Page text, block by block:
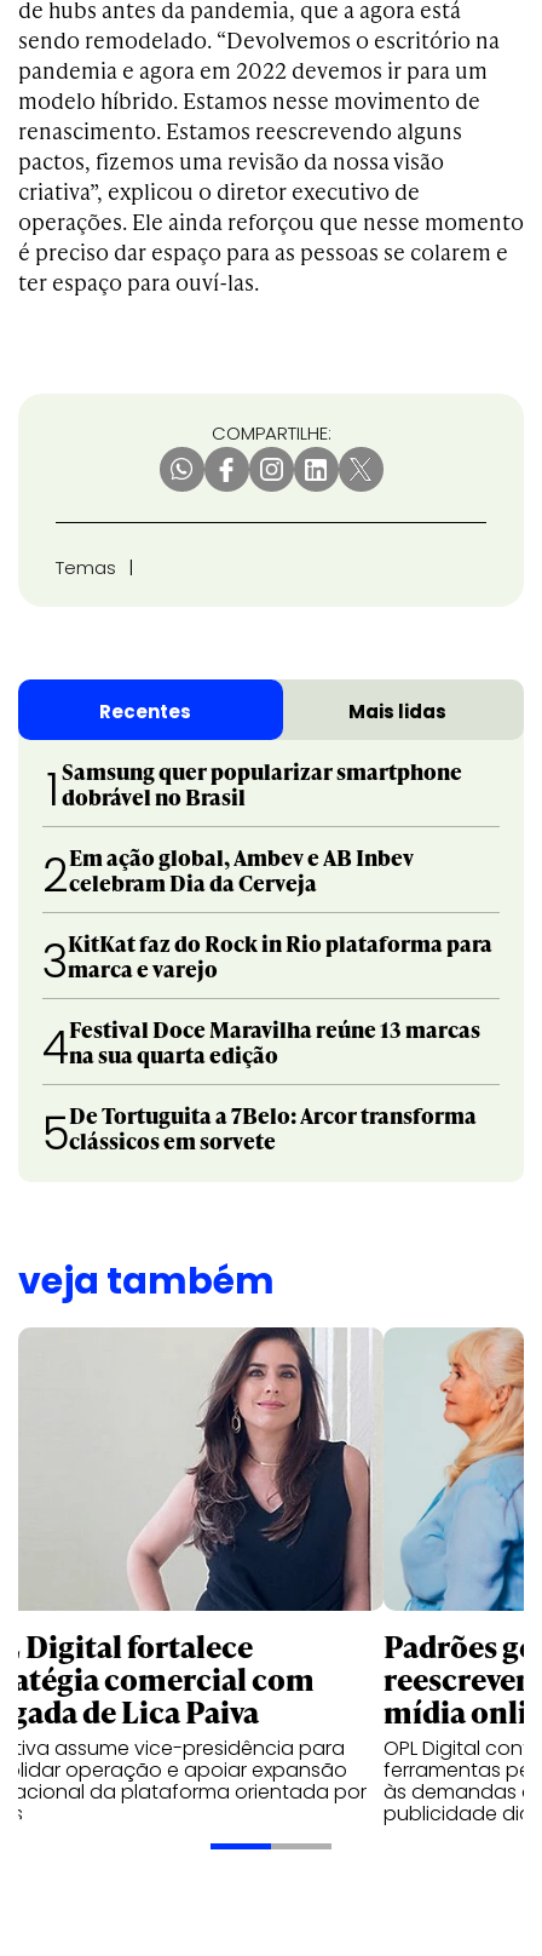
de hubs antes da pandemia, que a agora está
sendo remodelado. “Devolvemos o escritório na
pandemia e agora em 2022 devemos ir para um
modelo híbrido. Estamos nesse movimento de
renascimento. Estamos reescrevendo alguns
pactos, fizemos uma revisão da nossa visão
criativa”, explicou o diretor executivo de
operações. Ele ainda reforçou que nesse momento
é preciso dar espaço para as pessoas se colarem e
ter espaço para ouví-las.
COMPARTILHE:
Temas
Recentes Mais lidas
1 Samsung quer popularizar smartphone
dobrável no Brasil
2Em ação global, Ambev e AB Inbev
celebram Dia da Cerveja
3KitKat faz do Rock in Rio plataforma para
marca e varejo
4Festival Doce Maravilha reúne 13 marcas
na sua quarta edição
5De Tortuguita a 7Belo: Arcor transforma
clássicos em sorvete
veja também
Digital fortalece
comercial com
de Lica Paiva
assume vice-presidência para
operação e apoiar expansão
da plataforma orientada por
Padrões
mídia
OPL Digital
ferramentas
às demandas
publicidade